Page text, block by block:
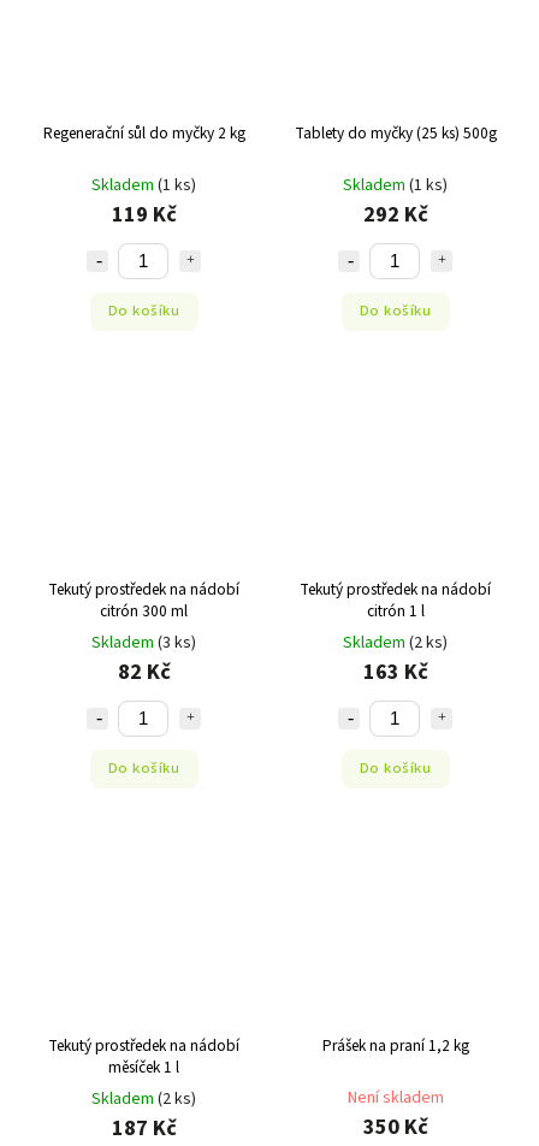
Regenerační sůl do myčky 2 kg
Skladem (1 ks)
119 Kč
Do košíku
Tablety do myčky (25 ks) 500g
Skladem (1 ks)
292 Kč
Do košíku
Tekutý prostředek na nádobí
citrón 300 ml
Skladem (3 ks)
82 Kč
Do košíku
Tekutý prostředek na nádobí
citrón 1 l
Skladem (2 ks)
163 Kč
Do košíku
Tekutý prostředek na nádobí
měsíček 1 l
Skladem (2 ks)
187 Kč
Prášek na praní 1,2 kg
Není skladem
350 Kč